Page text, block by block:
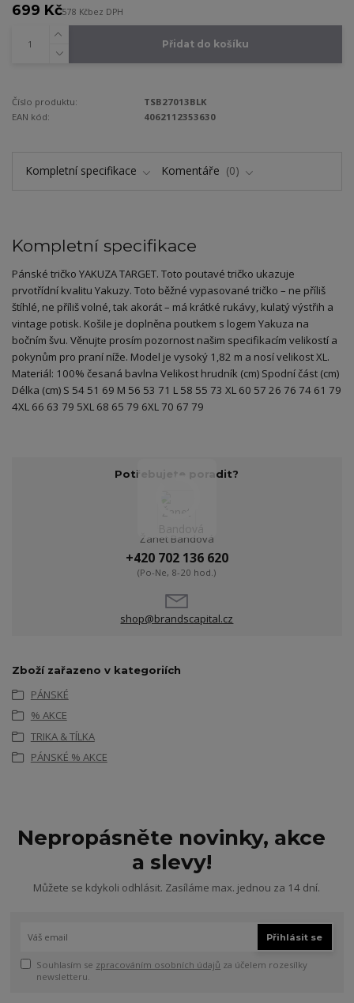
699 Kč578 Kčbez DPH
Přidat do košíku
Číslo produktu:
TSB27013BLK
EAN kód:
4062112353630
Kompletní specifikace Komentáře 0
Kompletní specifikace
Pánské tričko YAKUZA TARGET. Toto poutavé tričko ukazuje
prvotřídní kvalitu Yakuzy. Toto běžné vypasované tričko – ne příliš
štíhlé, ne příliš volné, tak akorát – má krátké rukávy, kulatý výstřih a
vintage potisk. Košile je doplněna poutkem s logem Yakuza na
bočním švu. Věnujte prosím pozornost našim specifikacím velikostí a
pokynům pro praní níže. Model je vysoký 1,82 m a nosí velikost XL.
Materiál: 100% česaná bavlna Velikost hrudník (cm) Spodní část (cm)
Délka (cm) S 54 51 69 M 56 53 71 L 58 55 73 XL 60 57 26 76 74 61 79
4XL 66 63 79 5XL 68 65 79 6XL 70 67 79
Potřebujete poradit?
Žanet Bandová
+420 702 136 620
(Po-Ne, 8-20 hod.)
shop@brandscapital.cz
Zboží zařazeno v kategoriích
PÁNSKÉ
% AKCE
TRIKA & TÍLKA
PÁNSKÉ % AKCE
Nepropásněte novinky, akce
a slevy!
Můžete se kdykoli odhlásit. Zasíláme max. jednou za 14 dní.
Přihlásit se
Souhlasím se zpracováním osobních údajů za účelem rozesílky
newsletteru.